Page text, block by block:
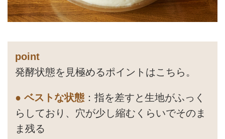
point
発酵状態を見極めるポイントはこちら。
● ベストな状態：指を差すと生地がふっく
らしており、穴が少し縮むくらいでそのま
ま残る